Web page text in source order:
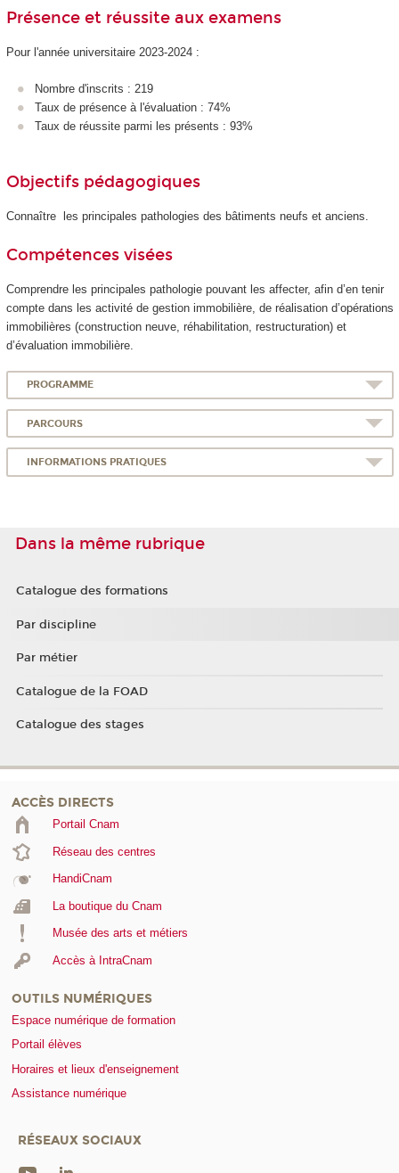
Présence et réussite aux examens
Pour l'année universitaire 2023-2024 :
Nombre d'inscrits : 219
Taux de présence à l'évaluation : 74%
Taux de réussite parmi les présents : 93%
Objectifs pédagogiques
Connaître les principales pathologies des bâtiments neufs et anciens.
Compétences visées
Comprendre les principales pathologie pouvant les affecter, afin d’en tenir
compte dans les activité de gestion immobilière, de réalisation d’opérations
immobilières (construction neuve, réhabilitation, restructuration) et
d’évaluation immobilière.
PROGRAMME
PARCOURS
INFORMATIONS PRATIQUES
Dans la même rubrique
Catalogue des formations
Par discipline
Par métier
Catalogue de la FOAD
Catalogue des stages
ACCÈS DIRECTS
Portail Cnam
Réseau des centres
HandiCnam
La boutique du Cnam
Musée des arts et métiers
Accès à IntraCnam
OUTILS NUMÉRIQUES
Espace numérique de formation
Portail élèves
Horaires et lieux d'enseignement
Assistance numérique
RÉSEAUX SOCIAUX